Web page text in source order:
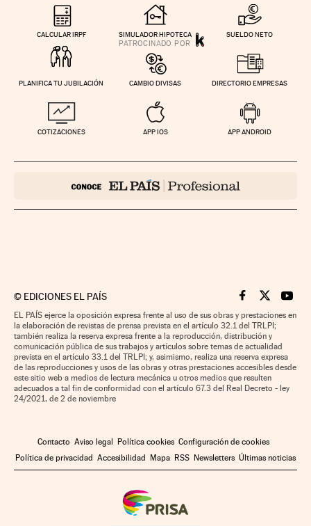
CALCULAR IRPF SIMULADOR HIPOTECA SUELDO NETO
PLANIFICA TU JUBILACIÓN CAMBIO DIVISAS DIRECTORIO EMPRESAS
COTIZACIONES APP IOS APP ANDROID
© EDICIONES EL PAÍS Cinco Días en
Cinco Días
Cinco
EL PAÍS ejerce la oposición expresa frente al uso de sus obras y prestaciones en
la elaboración de revistas de prensa prevista en el artículo 32.1 del TRLPI;
también realiza la reserva expresa frente a la reproducción, distribución y
comunicación pública de sus trabajos y artículos sobre temas de actualidad
prevista en el artículo 33.1 del TRLPI; y, asimismo, realiza una reserva expresa
de las reproducciones y usos de las obras y otras prestaciones accesibles desde
este sitio web a medios de lectura mecánica u otros medios que resulten
adecuados a tal fin de conformidad con el artículo 67.3 del Real Decreto - ley
24/2021, de 2 de noviembre
Contacto Aviso legal Política cookies Configuración de cookies
Política de privacidad Accesibilidad Mapa RSS Newsletters Últimas noticias